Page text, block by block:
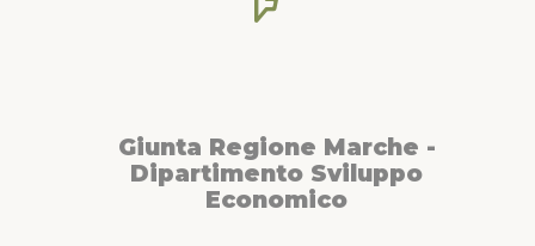
Giunta Regione Marche -
Dipartimento Sviluppo
Economico